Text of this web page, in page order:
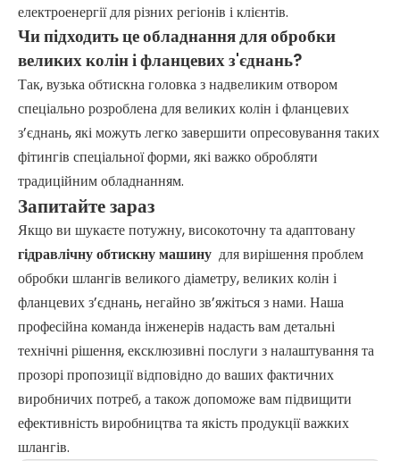
електроенергії для різних регіонів і клієнтів.
Чи підходить це обладнання для обробки
великих колін і фланцевих з'єднань?
Так, вузька обтискна головка з надвеликим отвором
спеціально розроблена для великих колін і фланцевих
з’єднань, які можуть легко завершити опресовування таких
фітингів спеціальної форми, які важко обробляти
традиційним обладнанням.
Запитайте зараз
Якщо ви шукаєте потужну, високоточну та адаптовану
гідравлічну обтискну машину для вирішення проблем
обробки шлангів великого діаметру, великих колін і
фланцевих з’єднань, негайно зв’яжіться з нами. Наша
професійна команда інженерів надасть вам детальні
технічні рішення, ексклюзивні послуги з налаштування та
прозорі пропозиції відповідно до ваших фактичних
виробничих потреб, а також допоможе вам підвищити
ефективність виробництва та якість продукції важких
шлангів.